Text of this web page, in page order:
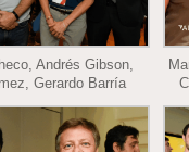
Andrés Gibson,
Gerardo Barría